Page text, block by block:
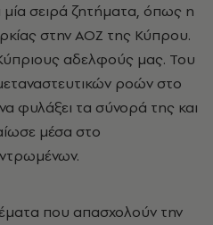
σειρά ζητήματα, όπως η
στην ΑΟΖ της Κύπρου.
αδελφούς μας. Του
ροών στο
φυλάξει τα σύνορά της και
μέσα στο
που απασχολούν την